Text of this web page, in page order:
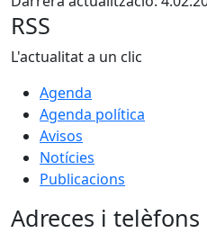
RSS
L'actualitat a un clic
Agenda
Agenda política
Avisos
Notícies
Publicacions
Adreces i telèfons